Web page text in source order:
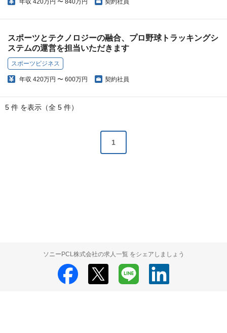
年収 420万円 〜 840万円 契約社員
スポーツとテクノロジーの融合、プロ野球トラッキングシ
ステムの運営を担当いただきます
スポーツビジネス
年収 420万円 〜 600万円 契約社員
5 件 を表示（全 5 件）
1
ソニーPCL株式会社の求人一覧 をシェアしましょう